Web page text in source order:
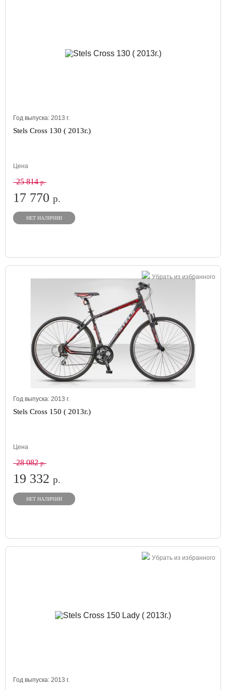
Год выпуска: 2013 г.
Stels Cross 130 ( 2013г.)
Цена
25 814р.
17 770 р.
НЕТ НАЛИЧИИ
Убрать из избранного
Год выпуска: 2013 г.
Stels Cross 150 ( 2013г.)
Цена
28 082р.
19 332 р.
НЕТ НАЛИЧИИ
Убрать из избранного
Год выпуска: 2013 г.